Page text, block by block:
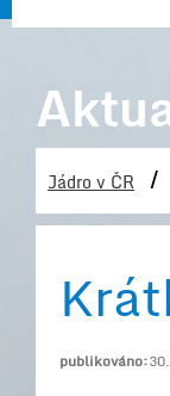
Jádro v ČR /
publikováno: